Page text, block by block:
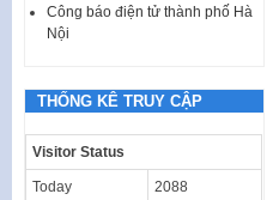
Công báo điện tử thành phố Hà
Nội
THỐNG KÊ TRUY CẬP
Visitor Status
Today 2088